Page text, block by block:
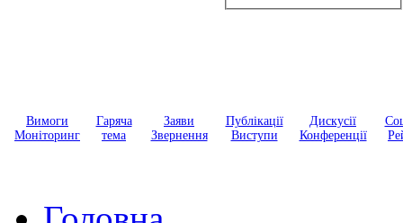
Вимоги
Моніторинг
Гаряча
тема
Заяви
Звернення
Публікації
Виступи
Дискусії
Конференції